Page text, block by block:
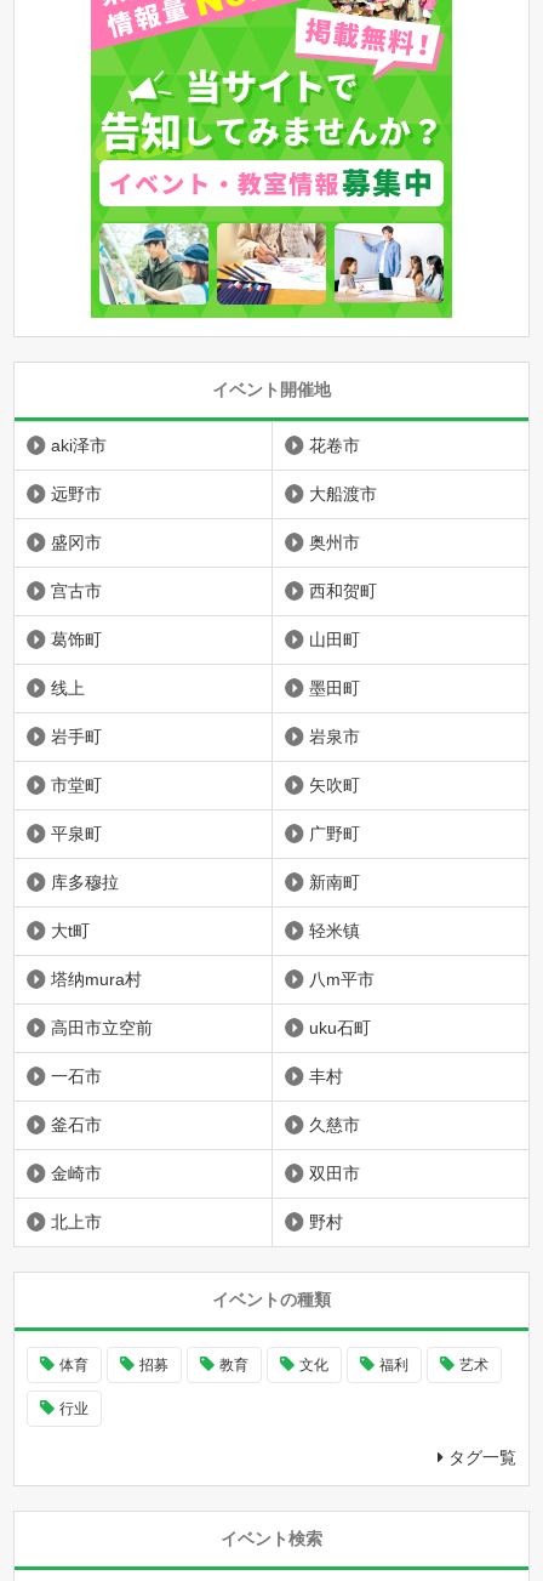
イベント開催地
aki泽市 花卷市
远野市 大船渡市
盛冈市 奥州市
宫古市 西和贺町
葛饰町 山田町
线上 墨田町
岩手町 岩泉市
市堂町 矢吹町
平泉町 广野町
库多穆拉 新南町
大t町 轻米镇
塔纳mura村 八m平市
高田市立空前 uku石町
一石市 丰村
釜石市 久慈市
金崎市 双田市
北上市 野村
イベントの種類
体育 招募 教育 文化 福利 艺术
行业
タグ一覧
イベント検索